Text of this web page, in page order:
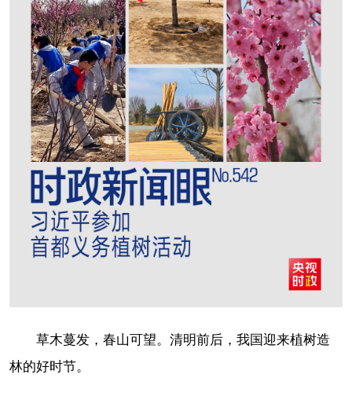
草木蔓发，春山可望。清明前后，我国迎来植树造
林的好时节。